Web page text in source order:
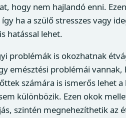
hogy nem hajlandó enni.
ha a szülő stresszes vagy
hatással lehet.
problémák is okozhatnak
emésztési problémái vannak,
számára is ismerős lehet
különbözik. Ezen okok
szintén megnehezíthetik az